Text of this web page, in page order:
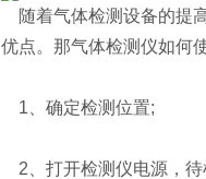
随着气体检测设备的提
优点。那气体检测仪如何
1、确定检测位置;
2、打开检测仪电源，待